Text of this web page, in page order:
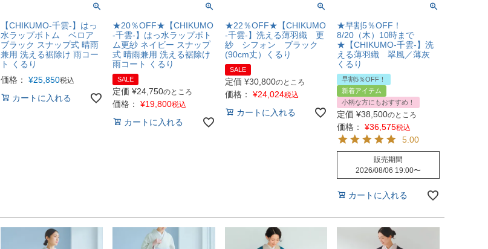
【CHIKUMO-千雲-】はっ
水ラップボトム ベロア
ブラック スナップ式 晴雨
兼用 洗える裾除け 雨コー
ト くるり
価格：
¥25,850税込
カートに入れる
★20％OFF★【CHIKUMO
-千雲-】はっ水ラップボト
ム更紗 ネイビー スナップ
式 晴雨兼用 洗える裾除け
雨コート くるり
SALE
定価 ¥24,750のところ
価格： ¥19,800税込
カートに入れる
★22％OFF★【CHIKUMO
-千雲-】洗える薄羽織 更
紗 シフォン ブラック
(90cm丈）くるり
SALE
定価 ¥30,800のところ
価格： ¥24,024税込
カートに入れる
★早割5％OFF！
8/20（木）10時まで
★【CHIKUMO-千雲-】洗
える薄羽織 翠風／薄灰
くるり
早割5％OFF！
新着アイテム
小柄な方にもおすすめ！
定価 ¥38,500のところ
価格： ¥36,575税込
5.00
販売期間
2026/08/06 19:00〜
カートに入れる